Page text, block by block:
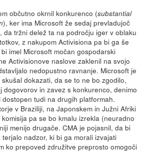
občutno okrnil konkurenco (substantial
), ker ima Microsoft že sedaj prevladujoč
da tržni delež ta na področju iger v oblaku
z nakupom Activisiona pa bi ga še
imel Microsoft močan gospodarski
Activisionove naslove zaklenil na svojo
nedopustno ravnanje. Microsoft je
dokazati, da se to ne bo zgodilo,
dogovorov in zavez s konkurenco, denimo
tudi na drugih platformah.
v Braziliji, na Japonskem in Južni Afriki
pa se bo kmalu izrekla (neuradno
menijo drugače. CMA je pojasnil, da bi
nadzor, ki bi ga morali izvajati
ko prepoved združitve preprosto omogoči